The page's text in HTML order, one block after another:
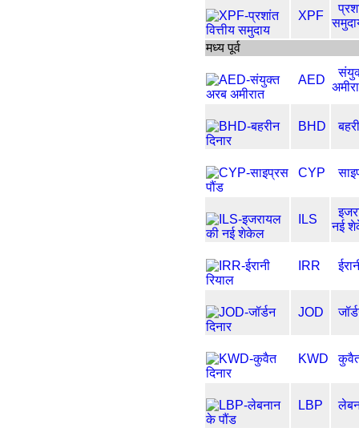
XPF
मध्य पूर्व
AED
BHD
CYP
ILS
नई
IRR
JOD
KWD कुवैत
LBP